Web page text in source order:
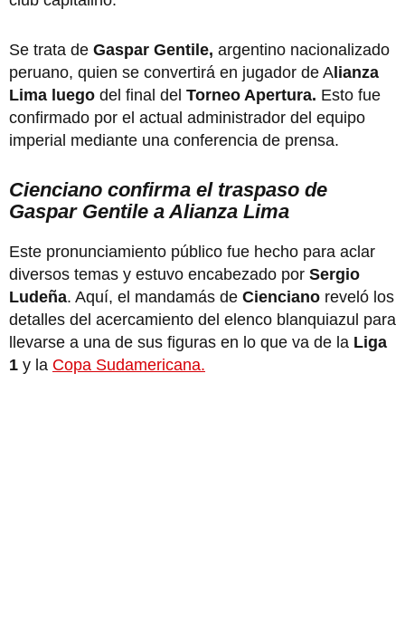
Se trata de Gaspar Gentile, argentino nacionalizado
peruano, quien se convertirá en jugador de Alianza
Lima luego del final del Torneo Apertura. Esto fue
confirmado por el actual administrador del equipo
imperial mediante una conferencia de prensa.
Cienciano confirma el traspaso de
Gaspar Gentile a Alianza Lima
Este pronunciamiento público fue hecho para aclar
diversos temas y estuvo encabezado por Sergio
Ludeña. Aquí, el mandamás de Cienciano reveló los
detalles del acercamiento del elenco blanquiazul para
llevarse a una de sus figuras en lo que va de la Liga
1 y la Copa Sudamericana.